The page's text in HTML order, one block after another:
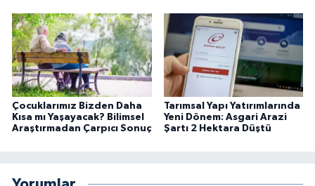
Çocuklarımız Bizden Daha
Kısa mı Yaşayacak? Bilimsel
Araştırmadan Çarpıcı Sonuç
Tarımsal Yapı Yatırımlarında
Yeni Dönem: Asgari Arazi
Şartı 2 Hektara Düştü